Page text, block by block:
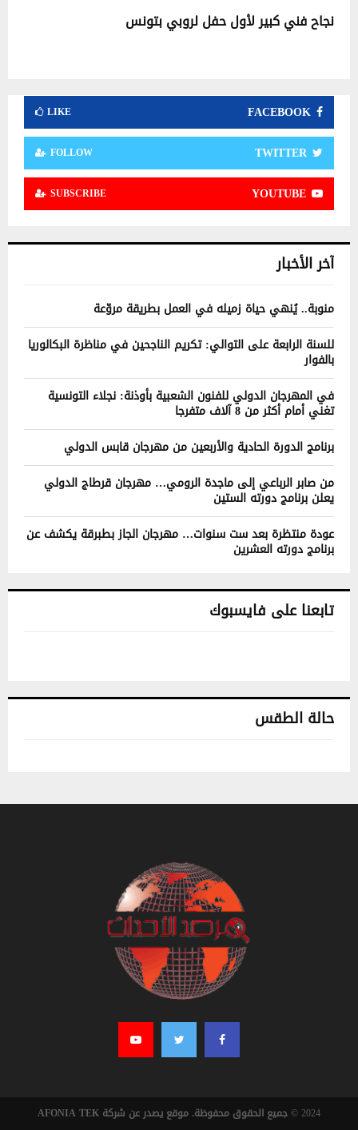
نجاح فني كبير لأول حفل لروبي بتونس
FACEBOOK
LIKE
TWITTER
FOLLOW
YOUTUBE
SUBSCRIBE
آخر الأخبار
منوبة.. يُنهي حياة زميله في العمل بطريقة مروّعة
للسنة الرابعة على التوالي: تكريم الناجحين في مناظرة البكالوريا
بالفوار
في المهرجان الدولي للفنون الشعبية بأوذنة: نجلاء التونسية
تغني أمام أكثر من 8 آلاف متفرجا
برنامج الدورة الحادية والأربعين من مهرجان قابس الدولي
من صابر الرباعي إلى ماجدة الرومي… مهرجان قرطاج الدولي
يعلن برنامج دورته الستين
عودة منتظرة بعد ست سنوات… مهرجان الجاز بطبرقة يكشف عن
برنامج دورته العشرين
تابعنا على فايسبوك
حالة الطقس
2024 © جميع الحقوق محفوظة. موقع يصدر عن شركة AFONIA TEK